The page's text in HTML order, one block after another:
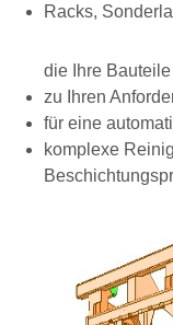
Racks,
die Ihre Bauteile
zu Ihren
für eine
komplexe